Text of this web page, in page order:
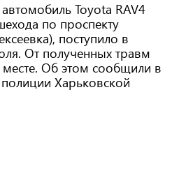
Toyota RAV4
по проспекту
поступило в
От полученных травм
Об этом сообщили в
Харьковской